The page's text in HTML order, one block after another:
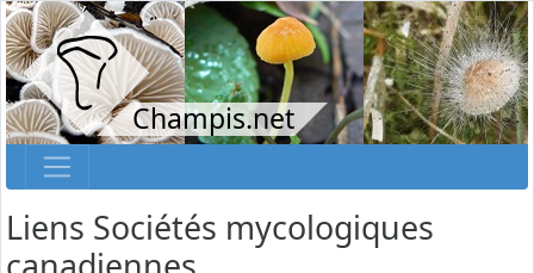
Champis.net
Liens Sociétés mycologiques